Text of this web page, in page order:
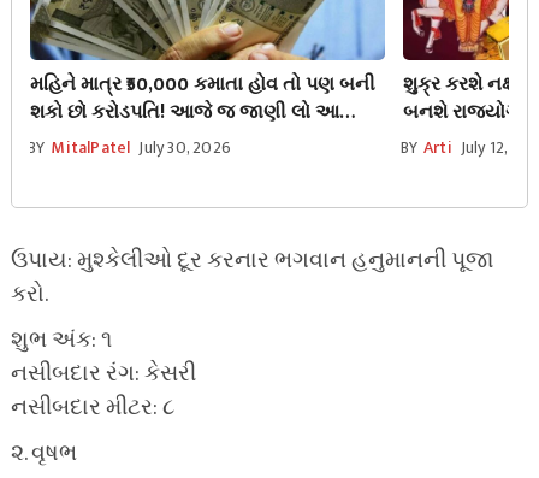
મહિને માત્ર ₹50,000 કમાતા હોવ તો પણ બની
શકો છો કરોડપતિ! આજે જ જાણી લો આ
સિક્રેટ ફોર્મ્યુલા.
BY MitalPatel July 30, 2026
શુક્ર કરશે
બનશે રાજયોગ
પૈસા અને
BY Arti July 12,
ઉપાય: મુશ્કેલીઓ દૂર કરનાર ભગવાન હનુમાનની પૂજા
કરો.
શુભ અંક: ૧
નસીબદાર રંગ: કેસરી
નસીબદાર મીટર: ૮
૨. વૃષભ